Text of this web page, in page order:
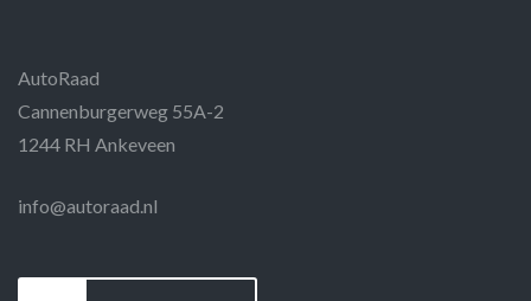
AutoRaad
Cannenburgerweg 55A-2
1244 RH Ankeveen
info@autoraad.nl